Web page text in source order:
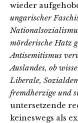
wieder
ungarischer
mörderische Hatz
Antisemitismus
Auslandes, ob
Liberale,
fremdherzige und
untersetzende
keineswegs als